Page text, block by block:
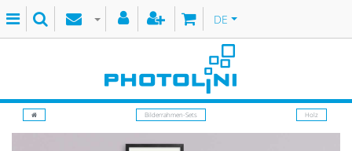
DE
Bilderrahmen-Sets Holz